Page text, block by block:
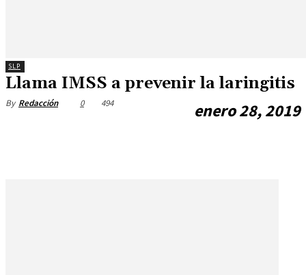
SLP
Llama IMSS a prevenir la laringitis
By Redacción enero 28, 2019
0 494